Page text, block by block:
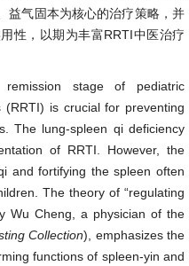
益气固本为核心的治疗策略，并
性，以期为丰富RRTI中医治疗
stage of pediatric
is crucial for preventing
The lung-spleen qi deficiency
of RRTI. However, the
and fortifying the spleen often
The theory of “regulating
Wu Cheng, a physician of the
Collection), emphasizes the
functions of spleen-yin and